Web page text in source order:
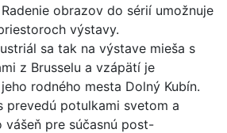
obrazov do sérií umožnuje
výstavy.
sa tak na výstave mieša s
z Brusselu a vzápätí je
rodného mesta Dolný Kubín.
prevedú potulkami svetom a
vášeň pre súčasnú post-